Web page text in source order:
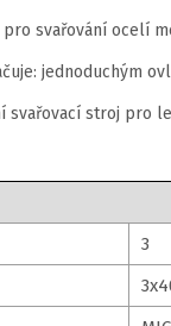
pro svařování ocelí
jednoduchým
svařovací stroj pro
3